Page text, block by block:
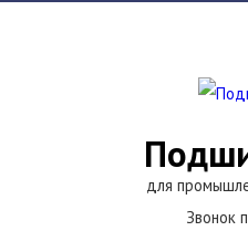
для
Звонок